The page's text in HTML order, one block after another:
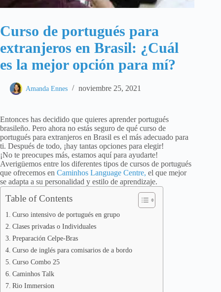
Curso de portugués para
extranjeros en Brasil: ¿Cuál
es la mejor opción para mí?
Amanda Ennes noviembre 25, 2021
Entonces has decidido que quieres aprender portugués
brasileño. Pero ahora no estás seguro de qué curso de
portugués para extranjeros en Brasil es el más adecuado para
ti. Después de todo, ¡hay tantas opciones para elegir!
¡No te preocupes más, estamos aquí para ayudarte!
Averigüemos entre los diferentes tipos de cursos de portugués
que ofrecemos en Caminhos Language Centre, el que mejor
se adapta a su personalidad y estilo de aprendizaje.
Table of Contents
Curso intensivo de portugués en grupo
Clases privadas o Individuales
Preparación Celpe-Bras
Curso de inglés para comisarios de a bordo
Curso Combo 25
Caminhos Talk
Rio Immersion